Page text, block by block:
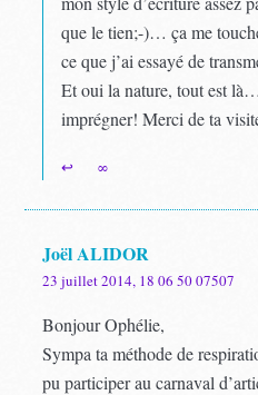
que le tien;-)… ça me
ce que j’ai essayé de
Et oui la nature, tout est
imprégner! Merci de ta
↩ ∞
Joël ALIDOR
23 juillet 2014, 18 06 50 07507
Bonjour Ophélie,
Sympa ta méthode de
pu participer au carnaval